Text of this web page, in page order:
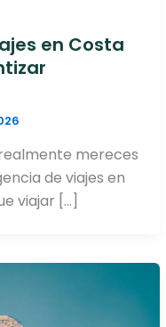
en Costa
mereces
de viajes en
viajar […]